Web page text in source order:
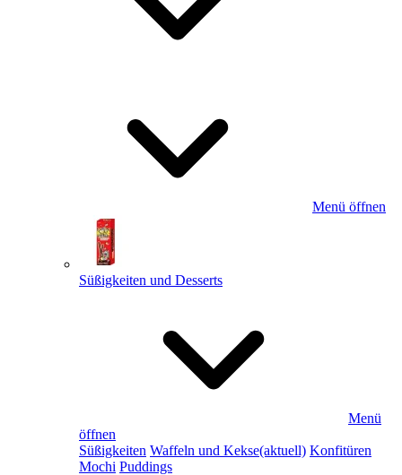
Menü öffnen
Süßigkeiten und Desserts
Menü
öffnen
Süßigkeiten Waffeln und Kekse(aktuell) Konfitüren
Mochi Puddings